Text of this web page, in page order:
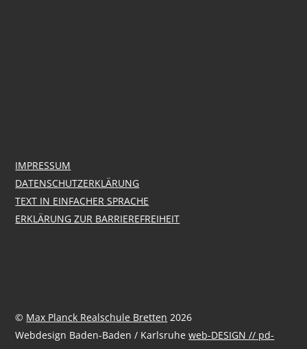
IMPRESSUM
DATENSCHUTZERKLÄRUNG
TEXT IN EINFACHER SPRACHE
ERKLÄRUNG ZUR BARRIEREFREIHEIT
© Max Planck Realschule Bretten 2026
Webdesign Baden-Baden / Karlsruheweb-DESIGN // pd-